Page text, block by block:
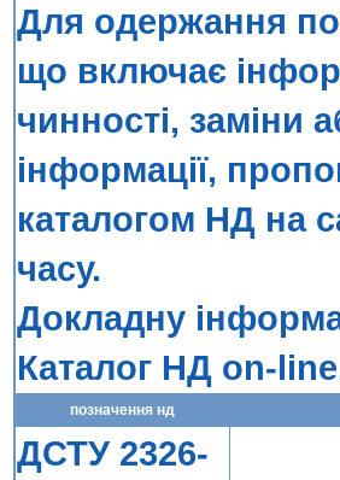
Для одержання
що включає
чинності, заміни
інформації,
каталогом НД на
часу.
Докладну
Каталог НД on-line
позначення нд
ДСТУ 2326-